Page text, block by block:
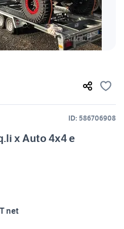
ID: 586706908
x Auto 4x4 e
net